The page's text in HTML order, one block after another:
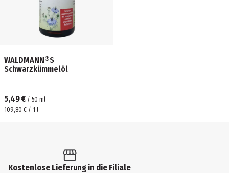
WALDMANN®S
Schwarzkümmelöl
5,49 € / 50 ml
109,80 € / 1 l
Kostenlose Lieferung in die Filiale